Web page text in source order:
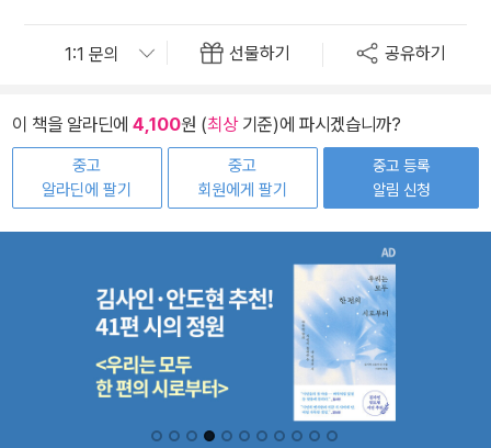
선물하기 공유하기
이 책을 알라딘에 4,100원 (최상기준)에 파시겠습니까?
중고
알라딘에 팔기
중고
회원에게 팔기
중고 등록
알림 신청